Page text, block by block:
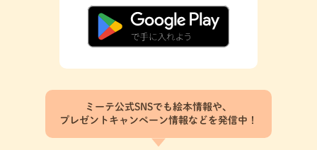
ミーテ公式SNSでも絵本情報や、
プレゼントキャンペーン情報などを発信中！